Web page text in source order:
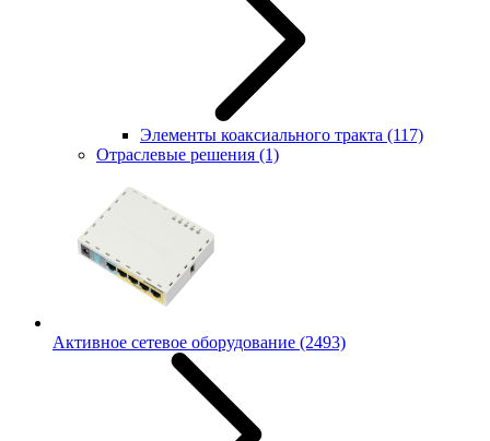
Элементы коаксиального тракта (117)
Отраслевые решения (1)
Активное сетевое оборудование (2493)